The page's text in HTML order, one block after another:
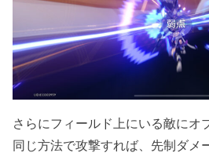
さらにフィールド上にいる敵にオ
同じ方法で攻撃すれば、先制ダメ